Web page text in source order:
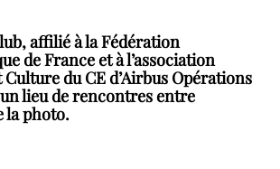
affilié à la Fédération
de France et à l’association
du CE d’Airbus Opérations
lieu de rencontres entre
la photo.